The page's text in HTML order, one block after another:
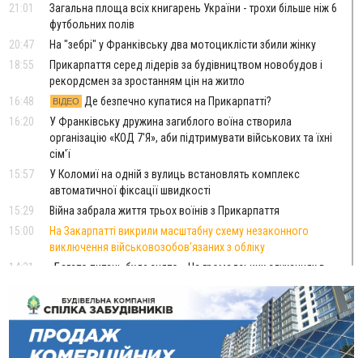
21:01
Загальна площа всіх книгарень України - трохи більше ніж 6
футбольних полів
20:47
На "зебрі" у Франківську два мотоциклісти збили жінку
18:55
Прикарпаття серед лідерів за будівництвом новобудов і
рекордсмен за зростанням цін на житло
16:48
ВІДЕО
Де безпечно купатися на Прикарпатті?
16:20
У Франківську дружина загиблого воїна створила
організацію «КОД 7'Я», аби підтримувати військових та їхні
сім'ї
15:57
У Коломиї на одній з вулиць встановлять комплекс
автоматичної фіксації швидкості
15:29
Війна забрала життя трьох воїнів з Прикарпаття
15:00
На Закарпатті викрили масштабну схему незаконного
виключення військовозобов’язаних з обліку
14:31
«Багато питань буде знято». На громадських слуханнях в
Яремче обговорили, як вирішити питання джипінгу в
Карпатах
13:54
5 «тихих» хвороб, які виявляє профілактичне обстеження
13:30
ФОТО На Надрічній тривають останні приготування до